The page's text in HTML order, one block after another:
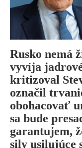
Rusko nemá
vyvíja
kritizoval
označil
obohacovať
sa bude
garantujem,
sily usilujúce